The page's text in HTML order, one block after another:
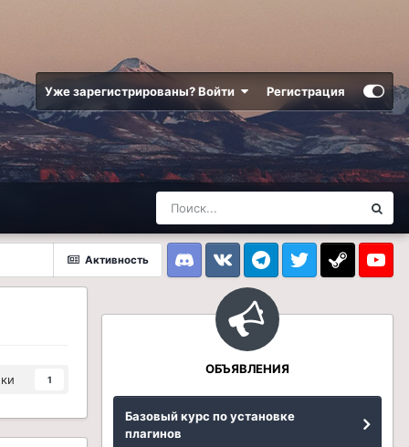
Уже зарегистрированы? Войти Регистрация
Активность
DiscordVK TelegramTwitter Steam
1
ОБЪЯВЛЕНИЯ
Базовый курс по установке
плагинов